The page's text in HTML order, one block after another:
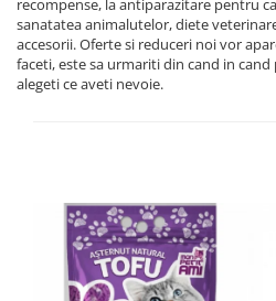
recompense, la antiparazitare pentru
sanatatea animalutelor, diete
accesorii. Oferte si reduceri noi vor
faceti, este sa urmariti din cand in
alegeti ce aveti nevoie.